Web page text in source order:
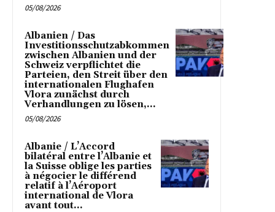
05/08/2026
Albanien / Das
Investitionsschutzabkommen
zwischen Albanien und der
Schweiz verpflichtet die
Parteien, den Streit über den
internationalen Flughafen
Vlora zunächst durch
Verhandlungen zu lösen,...
05/08/2026
Albanie / L’Accord
bilatéral entre l’Albanie et
la Suisse oblige les parties
à négocier le différend
relatif à l’Aéroport
international de Vlora
avant tout...